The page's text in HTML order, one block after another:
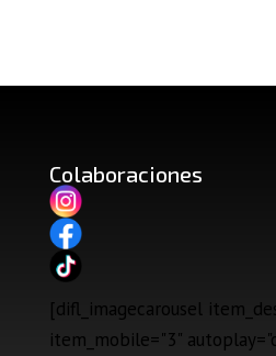
Colaboraciones
[difl_imagecarousel
item_mobile="3"